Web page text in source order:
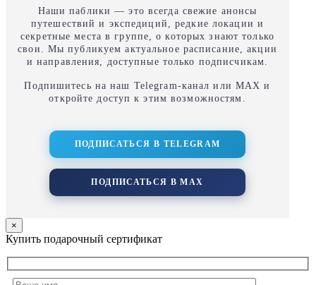
Наши паблики — это всегда свежие анонсы
путешествий и экспедиций, редкие локации и
секретные места в группе, о которых знают только
свои. Мы публикуем актуальное расписание, акции
и направления, доступные только подписчикам.
Подпишитесь на наш Telegram‑канал или MAX и
откройте доступ к этим возможностям.
ПОДПИСАТЬСЯ В TELEGRAM
ПОДПИСАТЬСЯ В MAX
×
Купить подарочный сертификат